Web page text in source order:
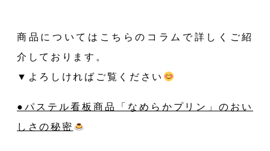
商品についてはこちらのコラムで詳しくご紹
介しております。
▼よろしければご覧ください
●パステル看板商品「なめら かプリン」のおい
しさの秘密